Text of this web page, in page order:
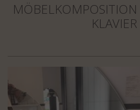
MÖBELKOMPOSITION
KLAVIER